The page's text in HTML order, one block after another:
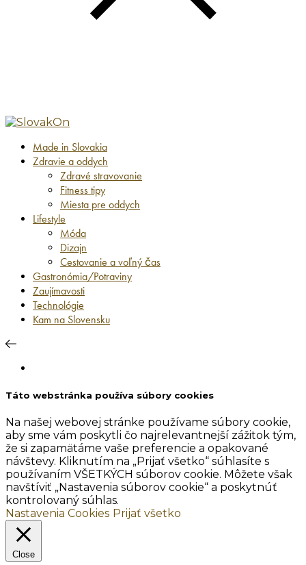
Made in Slovakia
Zdravie a oddych
Zdravé stravovanie
Fitness tipy
Miesta pre oddych
Lifestyle
Móda
Dizajn
Cestovanie a voľný čas
Gastronómia/Potraviny
Zaujímavosti
Technológie
Kam na Slovensku
Táto webstránka používa súbory cookies
Na našej webovej stránke používame súbory cookie,
aby sme vám poskytli čo najrelevantnejší zážitok tým,
že si zapamätáme vaše preferencie a opakované
návštevy. Kliknutím na „Prijať všetko“ súhlasíte s
používaním VŠETKÝCH súborov cookie. Môžete však
navštíviť „Nastavenia súborov cookie“ a poskytnúť
kontrolovaný súhlas.
Nastavenia Cookies Prijať všetko
Close